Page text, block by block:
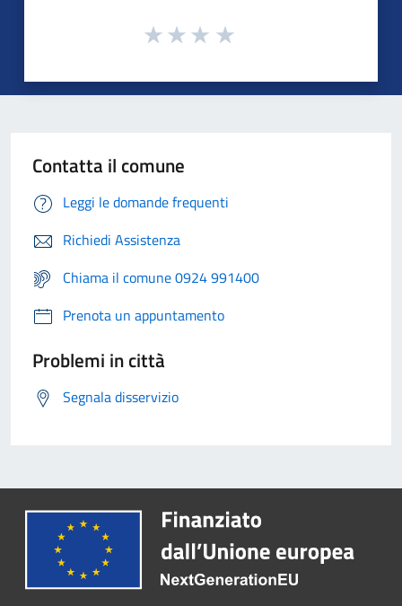
Contatta il comune
Leggi le domande frequenti
Richiedi Assistenza
Chiama il comune 0924 991400
Prenota un appuntamento
Problemi in città
Segnala disservizio